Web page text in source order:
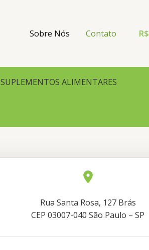
Sobre Nós Contato R$
SUPLEMENTOS ALIMENTARES
Rua Santa Rosa, 127 Brás
CEP 03007-040 São Paulo – SP